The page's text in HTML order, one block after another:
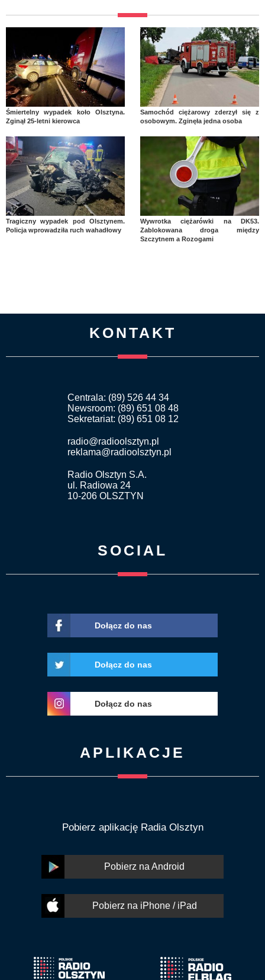
Śmiertelny wypadek koło Olsztyna.
Zginął 25-letni kierowca
Samochód ciężarowy zderzył się z
osobowym. Zginęła jedna osoba
Tragiczny wypadek pod Olsztynem.
Policja wprowadziła ruch wahadłowy
Wywrotka ciężarówki na DK53.
Zablokowana droga między
Szczytnem a Rozogami
KONTAKT
Centrala: (89) 526 44 34
Newsroom: (89) 651 08 48
Sekretariat: (89) 651 08 12
radio@radioolsztyn.pl
reklama@radioolsztyn.pl
Radio Olsztyn S.A.
ul. Radiowa 24
10-206 OLSZTYN
SOCIAL
Dołącz do nas
Dołącz do nas
Dołącz do nas
APLIKACJE
Pobierz aplikację Radia Olsztyn
Pobierz na Android
Pobierz na iPhone / iPad